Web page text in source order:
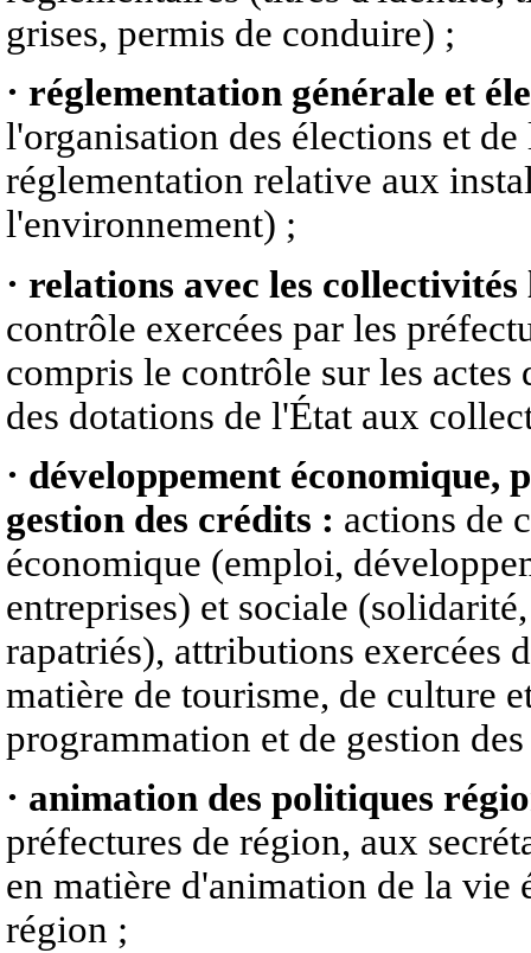
grises, permis de conduire) ;
· réglementation générale et
l'organisation des élections et
réglementation relative aux
l'environnement) ;
· relations avec les
contrôle exercées par les
compris le contrôle sur les
des dotations de l'État aux
· développement
gestion des crédits : actions de
économique (emploi,
entreprises) et sociale
rapatriés), attributions exercées
matière de tourisme, de culture
programmation et de gestion
· animation des politiques
préfectures de région, aux
en matière d'animation de la vie
région ;